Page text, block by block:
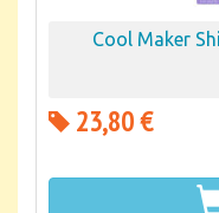
Cool Maker
23,80 €